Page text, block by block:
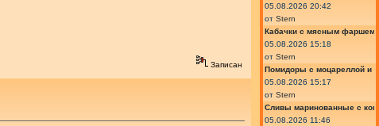
Записан
05.08.2026 20:42
от Stern
Кабачки с мясным фаршем
05.08.2026 15:18
от Stern
Помидоры с моцареллой и
05.08.2026 15:17
от Stern
Сливы маринованные с
05.08.2026 11:46